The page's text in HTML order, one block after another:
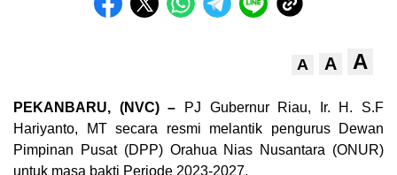
A A A
PEKANBARU, (NVC) – PJ Gubernur Riau, Ir. H. S.F
Hariyanto, MT secara resmi melantik pengurus Dewan
Pimpinan Pusat (DPP) Orahua Nias Nusantara (ONUR)
untuk masa bakti Periode 2023-2027.